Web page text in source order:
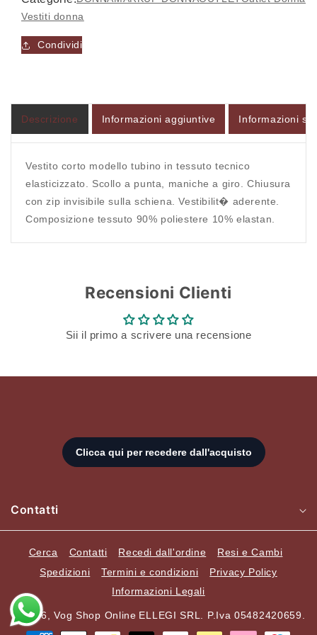
MW561213V01
-
Vestito
-
Vestiti donna
Condividi
Descrizione Informazioni aggiuntive Informazioni
Vestito corto modello tubino in tessuto tecnico
elasticizzato. Scollo a punta, maniche a giro. Chiusura
con zip invisibile sulla schiena. Vestibilit� aderente.
Composizione tessuto 90% poliestere 10% elastan.
Recensioni Clienti
Sii il primo a scrivere una recensione
Contatti
Cerca Contatti Recedi dall'ordine
Resi e Cambi
Spedizioni
Termini e condizioni
Privacy Policy
Informazioni Legali
© 2026,Vog Shop Online ELLEGI SRL. P.Iva 05482420659.
Metodi
Accesso richiesto
tua lista dei desideri e visualizzare gli articoli
salvati in precedenza.